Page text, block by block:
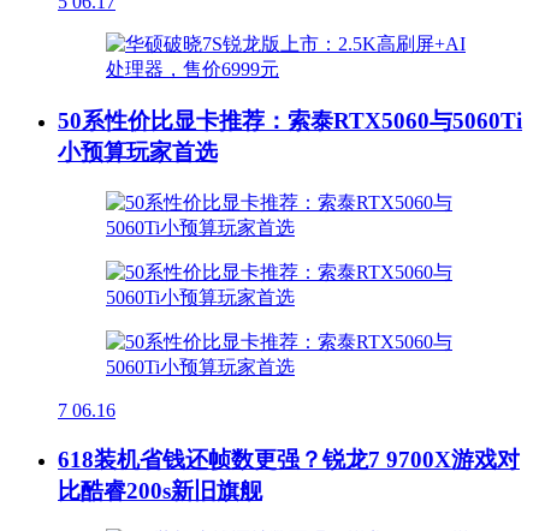
50系性价比显卡推荐：索泰RTX5060与5060Ti
小预算玩家首选
7 06.16
618装机省钱还帧数更强？锐龙7 9700X游戏对
比酷睿200s新旧旗舰